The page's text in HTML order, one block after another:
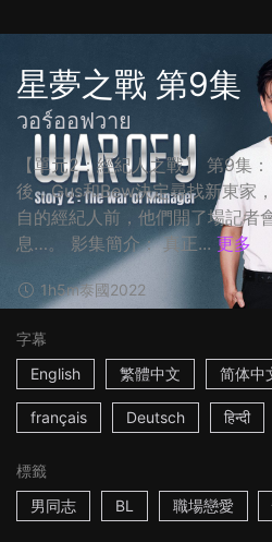
星夢之戰 第9集
วอร์ออฟวาย
【單元2：經紀人之戰】 第9集
後，Gus和Bew決定尋找新東家
自的經紀人前，他們開了場記者
息…。 影集簡介： 真正... 更多
1h5m泰國2022
字幕
English
繁體中文 简体中
français Deutsch हिन्दी
標籤
男同志
BL 職場戀愛